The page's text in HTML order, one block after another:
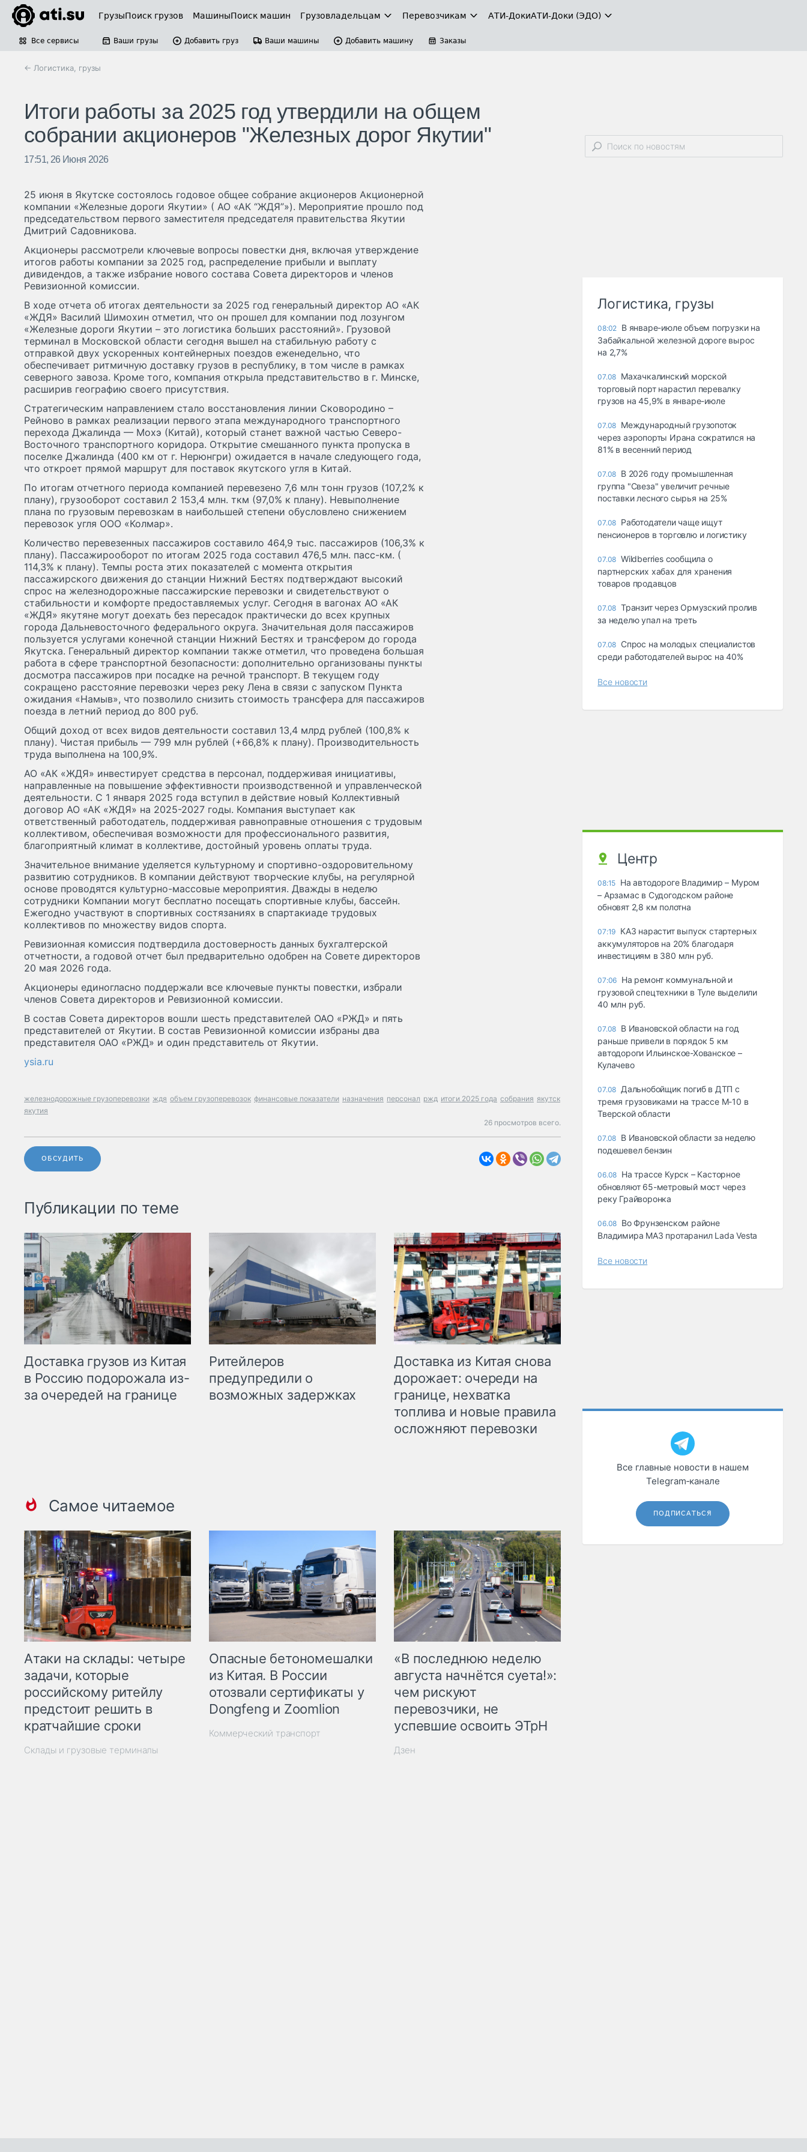
ГрузыПоиск грузов МашиныПоиск машин Грузовладельцам Перевозчикам АТИ-ДокиАТИ-Доки (ЭДО)
Все сервисы Ваши грузы Добавить груз Ваши машины Добавить машину Заказы
← Логистика, грузы
Итоги работы за 2025 год утвердили на общем
собрании акционеров "Железных дорог Якутии"
17:51, 26 Июня 2026
25 июня в Якутске состоялось годовое общее собрание акционеров Акционерной
компании «Железные дороги Якутии» ( АО «АК “ЖДЯ”»). Мероприятие прошло под
председательством первого заместителя председателя правительства Якутии
Дмитрий Садовникова.
Акционеры рассмотрели ключевые вопросы повестки дня, включая утверждение
итогов работы компании за 2025 год, распределение прибыли и выплату
дивидендов, а также избрание нового состава Совета директоров и членов
Ревизионной комиссии.
В ходе отчета об итогах деятельности за 2025 год генеральный директор АО «АК
«ЖДЯ» Василий Шимохин отметил, что он прошел для компании под лозунгом
«Железные дороги Якутии – это логистика больших расстояний». Грузовой
терминал в Московской области сегодня вышел на стабильную работу с
отправкой двух ускоренных контейнерных поездов еженедельно, что
обеспечивает ритмичную доставку грузов в республику, в том числе в рамках
северного завоза. Кроме того, компания открыла представительство в г. Минске,
расширив географию своего присутствия.
Стратегическим направлением стало восстановления линии Сковородино –
Рейново в рамках реализации первого этапа международного транспортного
перехода Джалинда — Мохэ (Китай), который станет важной частью Северо-
Восточного транспортного коридора. Открытие смешанного пункта пропуска в
поселке Джалинда (400 км от г. Нерюнгри) ожидается в начале следующего года,
что откроет прямой маршрут для поставок якутского угля в Китай.
По итогам отчетного периода компанией перевезено 7,6 млн тонн грузов (107,2% к
плану), грузооборот составил 2 153,4 млн. ткм (97,0% к плану). Невыполнение
плана по грузовым перевозкам в наибольшей степени обусловлено снижением
перевозок угля ООО «Колмар».
Количество перевезенных пассажиров составило 464,9 тыс. пассажиров (106,3% к
плану). Пассажирооборот по итогам 2025 года составил 476,5 млн. пасс-км. (
114,3% к плану). Темпы роста этих показателей с момента открытия
пассажирского движения до станции Нижний Бестях подтверждают высокий
спрос на железнодорожные пассажирские перевозки и свидетельствуют о
стабильности и комфорте предоставляемых услуг. Сегодня в вагонах АО «АК
«ЖДЯ» якутяне могут доехать без пересадок практически до всех крупных
города Дальневосточного федерального округа. Значительная доля пассажиров
пользуется услугами конечной станции Нижний Бестях и трансфером до города
Якутска. Генеральный директор компании также отметил, что проведена большая
работа в сфере транспортной безопасности: дополнительно организованы пункты
досмотра пассажиров при посадке на речной транспорт. В текущем году
сокращено расстояние перевозки через реку Лена в связи с запуском Пункта
ожидания «Намыв», что позволило снизить стоимость трансфера для пассажиров
поезда в летний период до 800 руб.
Общий доход от всех видов деятельности составил 13,4 млрд рублей (100,8% к
плану). Чистая прибыль — 799 млн рублей (+66,8% к плану). Производительность
труда выполнена на 100,9%.
АО «АК «ЖДЯ» инвестирует средства в персонал, поддерживая инициативы,
направленные на повышение эффективности производственной и управленческой
деятельности. С 1 января 2025 года вступил в действие новый Коллективный
договор АО «АК «ЖДЯ» на 2025-2027 годы. Компания выступает как
ответственный работодатель, поддерживая равноправные отношения с трудовым
коллективом, обеспечивая возможности для профессионального развития,
благоприятный климат в коллективе, достойный уровень оплаты труда.
Значительное внимание уделяется культурному и спортивно-оздоровительному
развитию сотрудников. В компании действуют творческие клубы, на регулярной
основе проводятся культурно-массовые мероприятия. Дважды в неделю
сотрудники Компании могут бесплатно посещать спортивные клубы, бассейн.
Ежегодно участвуют в спортивных состязаниях в спартакиаде трудовых
коллективов по множеству видов спорта.
Ревизионная комиссия подтвердила достоверность данных бухгалтерской
отчетности, а годовой отчет был предварительно одобрен на Совете директоров
20 мая 2026 года.
Акционеры единогласно поддержали все ключевые пункты повестки, избрали
членов Совета директоров и Ревизионной комиссии.
В состав Совета директоров вошли шесть представителей ОАО «РЖД» и пять
представителей от Якутии. В состав Ревизионной комиссии избраны два
представителя ОАО «РЖД» и один представитель от Якутии.
ysia.ru
железнодорожные грузоперевозки ждя объем грузоперевозок финансовые показатели назначения персонал ржд итоги 2025 года собрания якутск
якутия
26 просмотров всего.
ОБСУДИТЬ
Публикации по теме
Доставка грузов из Китая
в Россию подорожала из-
за очередей на границе
Ритейлеров
предупредили о
возможных задержках
Доставка из Китая снова
дорожает: очереди на
границе, нехватка
топлива и новые правила
осложняют перевозки
Самое читаемое
Атаки на склады: четыре
задачи, которые
российскому ритейлу
предстоит решить в
кратчайшие сроки
Склады и грузовые терминалы
Опасные бетономешалки
из Китая. В России
отозвали сертификаты у
Dongfeng и Zoomlion
Коммерческий транспорт
«В последнюю неделю
августа начнётся суета!»:
чем рискуют
перевозчики, не
успевшие освоить ЭТрН
Дзен
Логистика, грузы
08:02 В январе-июле объем погрузки на
Забайкальной железной дороге вырос
на 2,7%
07.08 Махачкалинский морской
торговый порт нарастил перевалку
грузов на 45,9% в январе-июле
07.08 Международный грузопоток
через аэропорты Ирана сократился на
81% в весенний период
07.08 В 2026 году промышленная
группа "Свеза" увеличит речные
поставки лесного сырья на 25%
07.08 Работодатели чаще ищут
пенсионеров в торговлю и логистику
07.08 Wildberries сообщила о
партнерских хабах для хранения
товаров продавцов
07.08 Транзит через Ормузский пролив
за неделю упал на треть
07.08 Спрос на молодых специалистов
среди работодателей вырос на 40%
Все новости
Центр
08:15 На автодороге Владимир – Муром
– Арзамас в Судогодском районе
обновят 2,8 км полотна
07:19 КАЗ нарастит выпуск стартерных
аккумуляторов на 20% благодаря
инвестициям в 380 млн руб.
07:06 На ремонт коммунальной и
грузовой спецтехники в Туле выделили
40 млн руб.
07.08 В Ивановской области на год
раньше привели в порядок 5 км
автодороги Ильинское-Хованское –
Кулачево
07.08 Дальнобойщик погиб в ДТП с
тремя грузовиками на трассе М-10 в
Тверской области
07.08 В Ивановской области за неделю
подешевел бензин
06.08 На трассе Курск – Касторное
обновляют 65-метровый мост через
реку Грайворонка
06.08 Во Фрунзенском районе
Владимира МАЗ протаранил Lada Vesta
Все новости
Все главные новости в нашем
Telegram‑канале
ПОДПИСАТЬСЯ